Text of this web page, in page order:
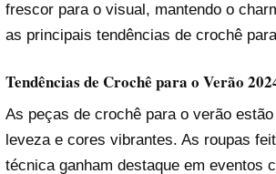
frescor para o visual, mantendo o
as principais tendências de crochê
Tendências de Crochê para o Verão
As peças de crochê para o verão
leveza e cores vibrantes. As roupas
técnica ganham destaque em eventos